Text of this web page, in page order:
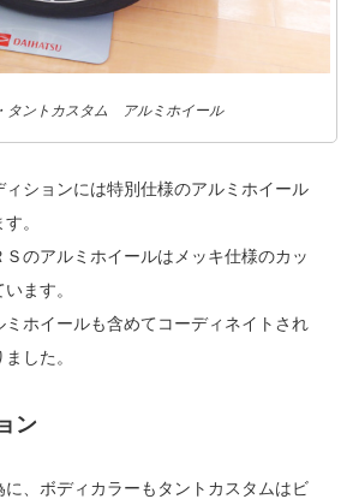
タントカスタム アルミホイール
ィションには特別仕様のアルミホイール
。
Ｓのアルミホイールはメッキ仕様のカッ
ます。
ホイールも含めてコーディネイトされ
した。
ン
に、ボディカラーもタントカスタムはビ